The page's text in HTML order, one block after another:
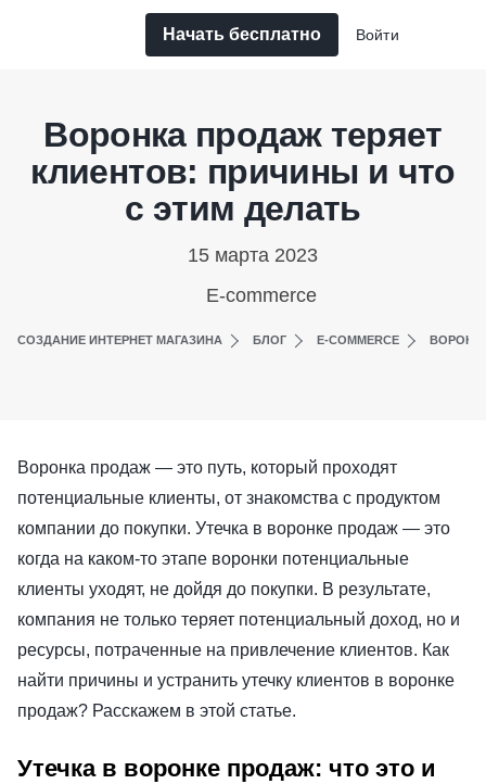
Начать бесплатно Войти
Воронка продаж теряет
клиентов: причины и что
с этим делать
15 марта 2023
E-commerce
СОЗДАНИЕ ИНТЕРНЕТ МАГАЗИНА БЛОГ E-COMMERCE
Воронка продаж — это путь, который проходят
потенциальные клиенты, от знакомства с продуктом
компании до покупки. Утечка в воронке продаж — это
когда на каком-то этапе воронки потенциальные
клиенты уходят, не дойдя до покупки. В результате,
компания не только теряет потенциальный доход, но и
ресурсы, потраченные на привлечение клиентов. Как
найти причины и устранить утечку клиентов в воронке
продаж? Расскажем в этой статье.
Утечка в воронке продаж: что это и